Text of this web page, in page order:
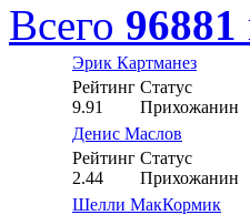
Всего 96881
Эрик Картманез
Рейтинг
9.91
Статус
Прихожанин
Денис Маслов
Рейтинг
2.44
Статус
Прихожанин
Шелли МакКормик